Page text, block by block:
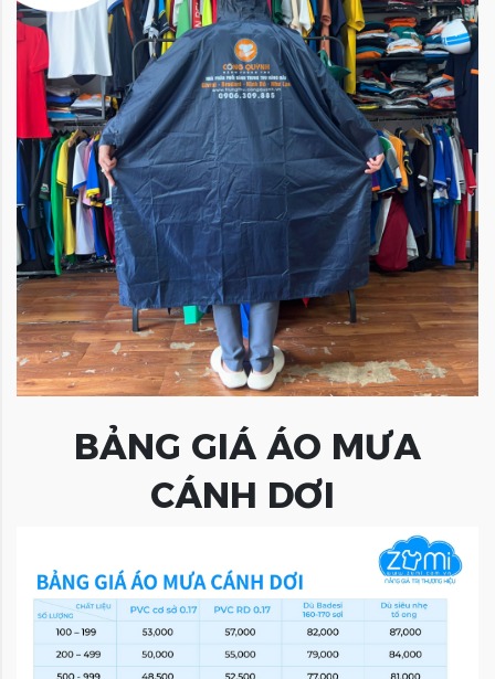
BẢNG GIÁ ÁO MƯA
CÁNH DƠI